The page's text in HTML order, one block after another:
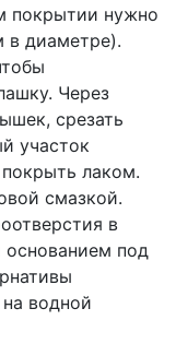
покрытии нужно
в диаметре).
Через
срезать
участок
лаком.
смазкой.
в
под
водной